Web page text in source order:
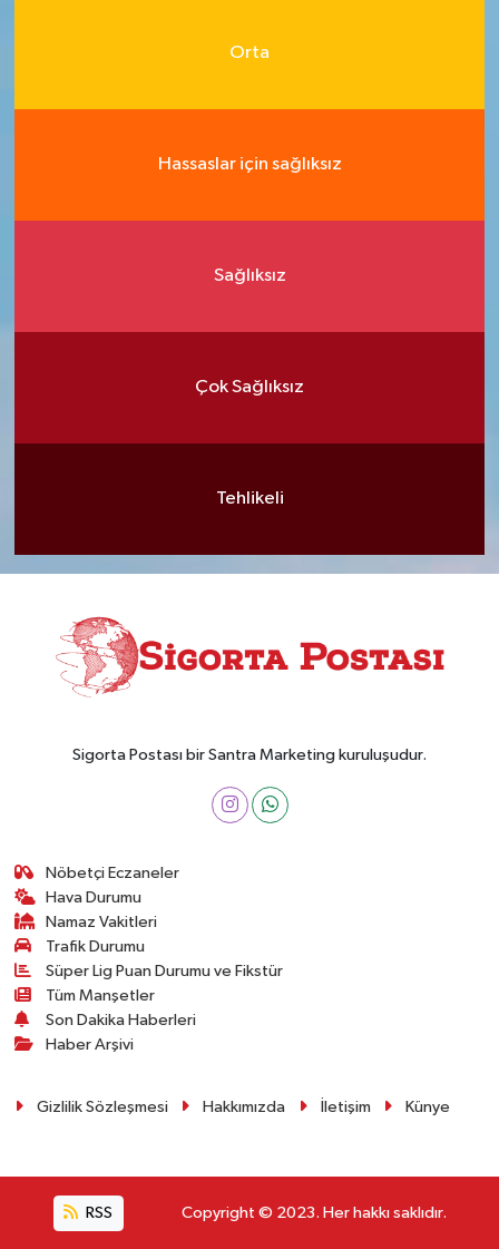
Orta
Hassaslar için sağlıksız
Sağlıksız
Çok Sağlıksız
Tehlikeli
Sigorta Postası bir Santra Marketing kuruluşudur.
Nöbetçi Eczaneler
Hava Durumu
Namaz Vakitleri
Trafik Durumu
Süper Lig Puan Durumu ve Fikstür
Tüm Manşetler
Son Dakika Haberleri
Haber Arşivi
Gizlilik Sözleşmesi Hakkımızda İletişim Künye
RSS Copyright © 2023. Her hakkı saklıdır.